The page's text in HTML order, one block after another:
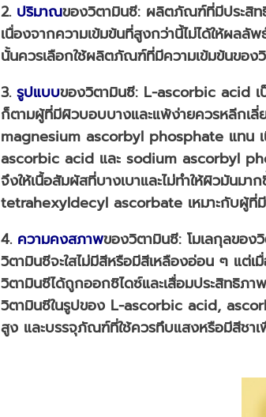
2. ปริมาณของวิตามินซี: ผลิตภัณฑ์ที่มีประสิ
เนื่องจากความเข้มข้นที่สูงกว่านี้ไม่ได้ให้ผล
นั้นควรเลือกใช้ผลิตภัณฑ์ที่มีความเข้มข้นขอ
3. รูปแบบของวิตามินซี: L-ascorbic acid เ
ก็ตามผู้ที่มีผิวบอบบางและแพ้ง่ายควรหลีกเลี่
magnesium ascorbyl phosphate แทน เ
ascorbic acid และ sodium ascorbyl
จึงให้เนื้อสัมผัสที่บางเบาและไม่ทำให้ผิวมัน
tetrahexyldecyl ascorbate เหมาะกับผู้ที่
4.ความคงสภาพของวิตามินซี: โมเลกุลของ
วิตามินซีจะใสไม่มีสีหรือมีสีเหลืองอ่อน ๆ แต่
วิตามินซีได้ถูกออกซิไดซ์และเสื่อมประสิทธิ
วิตามินซีในรูปของ L-ascorbic acid,
สูง และบรรจุภัณฑ์ที่ใช้ควรทึบแสงหรือมีสีชา